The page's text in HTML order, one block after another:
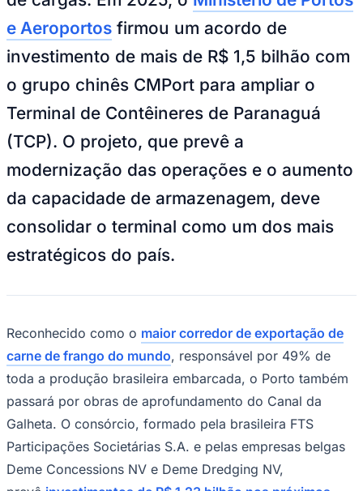
NBA
Fórmula 1
UFC
Tênis (ATP)
MLB
NHL
Atletismo
Vôlei
NBB
Competições de Futebol
Brasileirão Série A
Brasileirão Série B
Paulistão
Copa do Brasil
Libertadores
Sul-Americana
Champions League
Bundesliga
Mundial 2026
Times - Ir direto
e Aeroportos firmou um acordo de
investimento de mais de R$ 1,5 bilhão com
o grupo chinês CMPort para ampliar o
Terminal de Contêineres de Paranaguá
(TCP). O projeto, que prevê a
modernização das operações e o aumento
da capacidade de armazenagem, deve
consolidar o terminal como um dos mais
estratégicos do país.
Reconhecido como o maior corredor de exportação de
carne de frango do mundo, responsável por 49% de
toda a produção brasileira embarcada, o Porto também
passará por obras de aprofundamento do Canal da
Galheta. O consórcio, formado pela brasileira FTS
Participações Societárias S.A. e pelas empresas belgas
Deme Concessions NV e Deme Dredging NV,